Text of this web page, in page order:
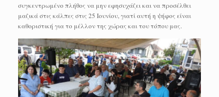
συγκεντρωμένο πλήθος να μην εφησυχάζει και να προσέλθει
μαζικά στις κάλπες στις 25 Ιουνίου, γιατί αυτή η ψήφος είναι
καθοριστική για το μέλλον της χώρας και του τόπου μας.